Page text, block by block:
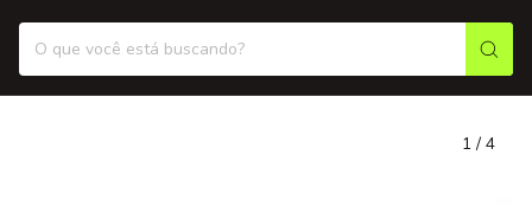
1 / 4